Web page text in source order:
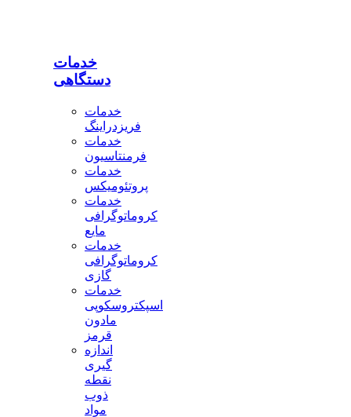
خدمات
دستگاهی
خدمات
فریزدراینگ
خدمات
فرمنتاسیون
خدمات
پروتئومیکس
خدمات
کروماتوگرافی
مایع
خدمات
کروماتوگرافی
گازی
خدمات
اسپکتروسکوپی
مادون
قرمز
اندازه
گیری
نقطه
ذوب
مواد